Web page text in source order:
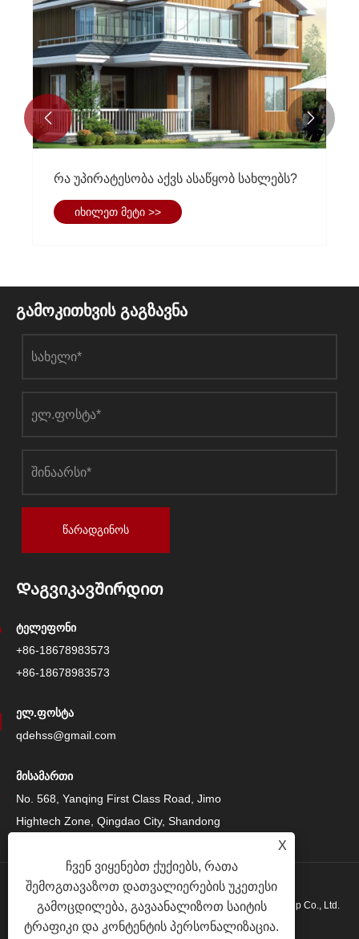
რა უპირატესობა აქვს ასაწყობ სახლებს?
იხილეთ მეტი >>
 
გამოკითხვის გაგზავნა
წარადგინოს
Დაგვიკავშირდით
ტელეფონი
+86-18678983573
+86-18678983573
ელ.ფოსტა
qdehss@gmail.com
მისამართი
No. 568, Yanqing First Class Road, Jimo
Hightech Zone, Qingdao City, Shandong
საავტორო უფლება © 2024 Qingdao Eihe Steel Structure Group Co., Ltd.
ყველა უფლება დაცულია.
X
ჩვენ ვიყენებთ ქუქიებს, რათა
შემოგთავაზოთ დათვალიერების უკეთესი
გამოცდილება, გავაანალიზოთ საიტის
ტრაფიკი და კონტენტის პერსონალიზაცია.